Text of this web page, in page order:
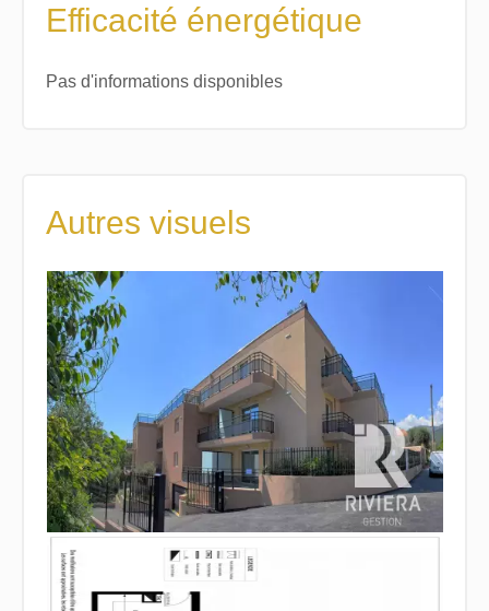
Efficacité énergétique
Pas d'informations disponibles
Autres visuels